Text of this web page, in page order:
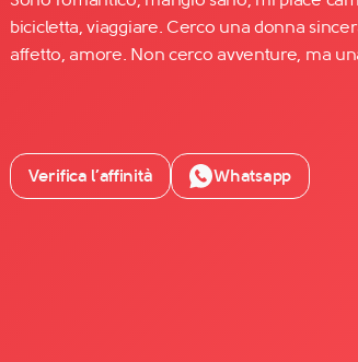
TikTok
bicicletta, viaggiare. Cerco una donna
affetto, amore. Non cerco avventure, ma
Verifica l’affinità Whatsapp